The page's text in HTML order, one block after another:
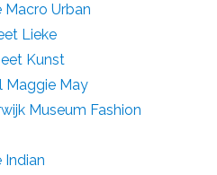
Macro Urban
Lieke
Kunst
Maggie May
Museum Fashion
Indian